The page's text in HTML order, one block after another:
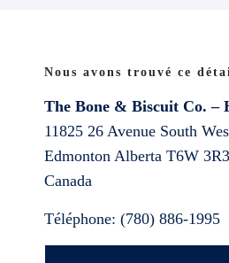
Nous avons trouvé ce
The Bone & Biscuit Co. –
11825 26 Avenue South
Edmonton Alberta T6W 3R3
Canada
Téléphone: (780) 886-1995